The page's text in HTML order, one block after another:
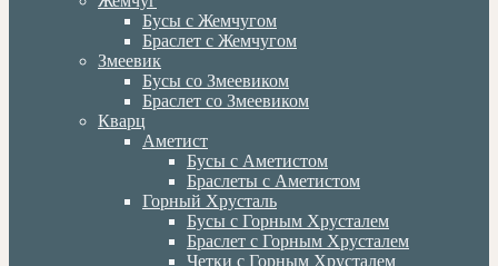
Бусы с Жемчугом
Браслет с Жемчугом
Змеевик
Бусы со Змеевиком
Браслет со Змеевиком
Кварц
Аметист
Бусы с Аметистом
Браслеты с Аметистом
Горный Хрусталь
Бусы с Горным Хрусталем
Браслет с Горным Хрусталем
Четки с Горным Хрусталем